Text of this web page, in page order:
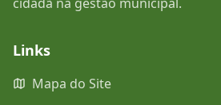
Links
Mapa do Site